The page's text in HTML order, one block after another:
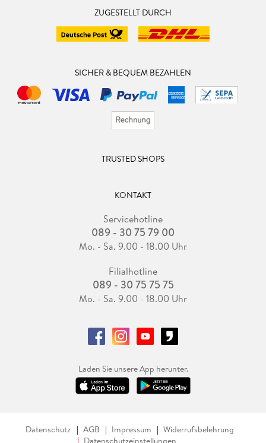
ZUGESTELLT DURCH
SICHER & BEQUEM BEZAHLEN
TRUSTED SHOPS
KONTAKT
Servicehotline
089 - 30 75 79 00
Mo. - Sa. 9.00 - 18.00 Uhr
Filialhotline
089 - 30 75 75 75
Mo. - Sa. 9.00 - 18.00 Uhr
Laden Sie unsere App herunter.
Datenschutz AGB Impressum
Widerrufsbelehrung